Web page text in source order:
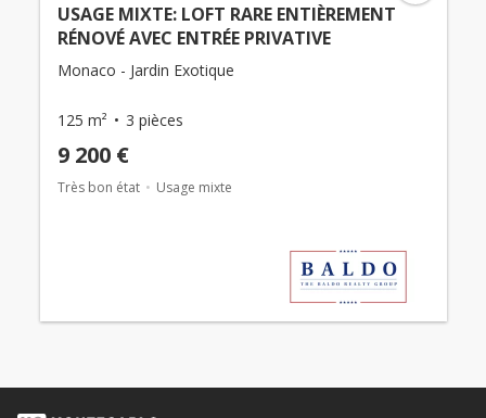
USAGE MIXTE: LOFT RARE ENTIÈREMENT
RÉNOVÉ AVEC ENTRÉE PRIVATIVE
Monaco - Jardin Exotique
125 m² 3 pièces
9 200 €
Très bon état Usage mixte